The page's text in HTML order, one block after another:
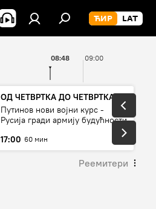
09:00
08:48
ОД ЧЕТВРТКА ДО ЧЕТВРТКА
Путинов нови војни курс -
Русија гради армију будућности
17:00 60 мин
Реемитери